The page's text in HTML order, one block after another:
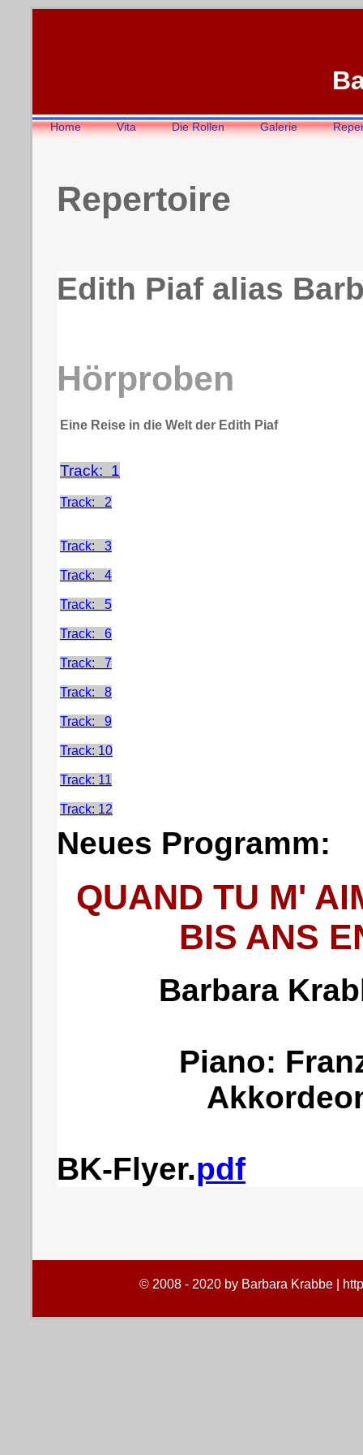
Home Vita Die Rollen Galerie
Repertoire
Edith Piaf alias
Hörproben
Eine Reise in die Welt der Edith Piaf
Track: 1
Track: 2
Track: 3
Track: 4
Track: 5
Track: 6
Track: 7
Track: 8
Track: 9
Track: 10
Track: 11
Track: 12
Neues Programm:
QUAND TU M'
BIS ANS
Barbara
Piano:
BK-Flyer.pdf
© 2008 - 2020 by Barbara Krabbe |